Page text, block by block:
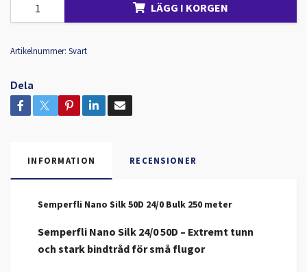
LÄGG I KORGEN
Artikelnummer: Svart
Dela
INFORMATION RECENSIONER
Semperfli Nano Silk 50D 24/0 Bulk 250 meter
Semperfli Nano Silk 24/0 50D – Extremt tunn
och stark bindtråd för små flugor